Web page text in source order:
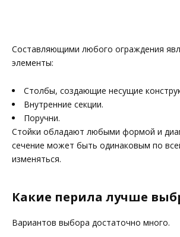
Составляющими любого ограждения
элементы:
Столбы, создающие несущие
Внутренние секции.
Поручни.
Стойки обладают любыми формой и
сечение может быть одинаковым по
изменяться.
Какие перила лучше
Вариантов выбора достаточно много.